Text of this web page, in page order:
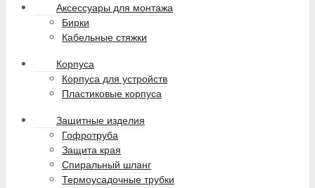
Аксессуары для монтажа
Бирки
Кабельные стяжки
Корпуса
Корпуса для устройств
Пластиковые корпуса
Защитные изделия
Гофротруба
Защита края
Спиральный шланг
Термоусадочные трубки